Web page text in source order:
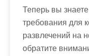
Теперь вы
требования для
развлечений на
обратите